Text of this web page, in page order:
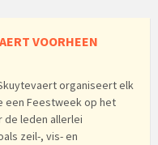
VOORHEEN
organiseert elk
een Feestweek op het
de leden allerlei
zeil-, vis- en